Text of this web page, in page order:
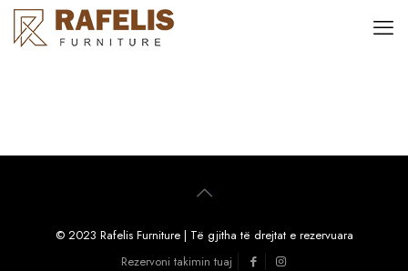
© 2023 Rafelis Furniture | Të gjitha të drejtat e rezervuara
Rezervoni takimin tuaj